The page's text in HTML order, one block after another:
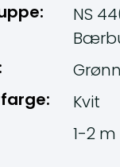
NS
Grønn
Kvit
1-2 m